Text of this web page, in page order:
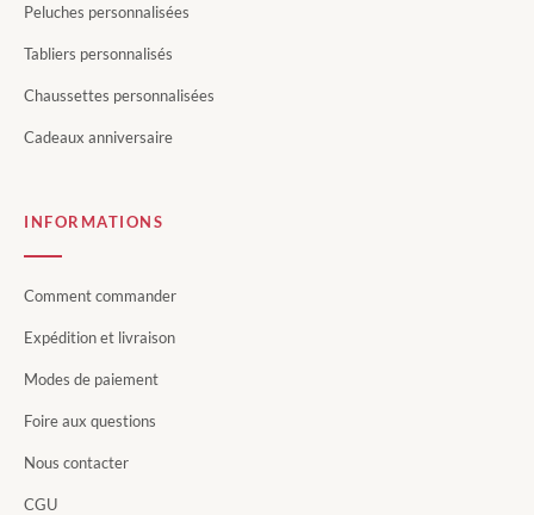
Peluches personnalisées
Tabliers personnalisés
Chaussettes personnalisées
Cadeaux anniversaire
INFORMATIONS
Comment commander
Expédition et livraison
Modes de paiement
Foire aux questions
Nous contacter
CGU